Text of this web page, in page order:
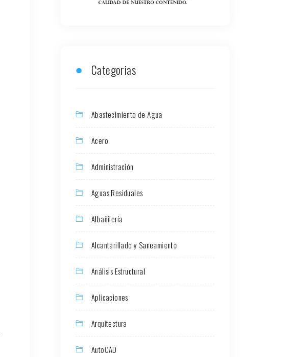
Categorias
Abastecimiento de Agua
Acero
Administración
Aguas Residuales
Albañilería
Alcantarillado y Saneamiento
Análisis Estructural
Aplicaciones
Arquitectura
AutoCAD